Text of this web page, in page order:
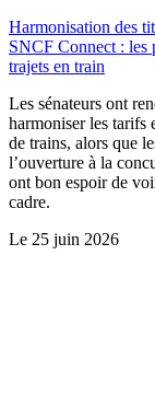
Harmonisation des
SNCF Connect : les
trajets en train
Les sénateurs ont
harmoniser les tarifs
de trains, alors que
l’ouverture à la
ont bon espoir de
cadre.
Le 25 juin 2026